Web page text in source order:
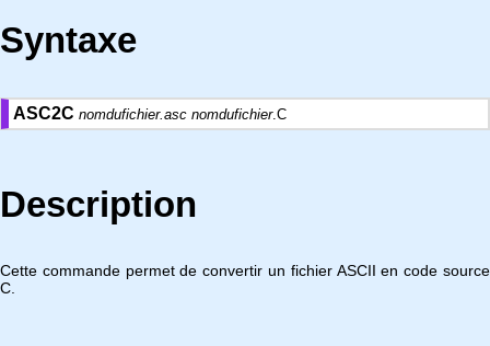
Syntaxe
ASC2C nomdufichier.asc nomdufichier.C
Description
Cette commande permet de convertir un fichier ASCII en code source
C.